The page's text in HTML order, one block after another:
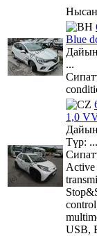
Blue
...
1,0
Түр: ...
Active
USB,